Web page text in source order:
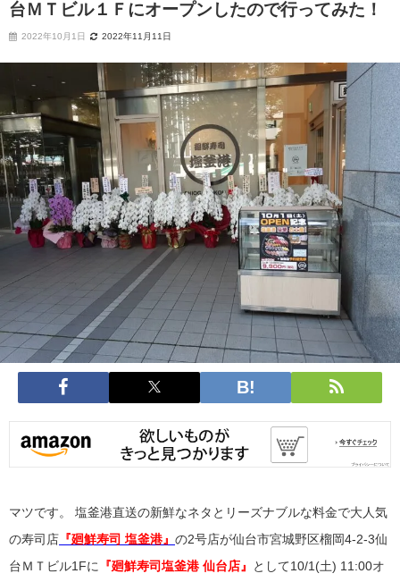
台ＭＴビル１Ｆにオープンしたので行ってみた！
2022年10月1日 2022年11月11日
マツです。 塩釜港直送の新鮮なネタとリーズナブルな料金で大人気
の寿司店 『廻鮮寿司 塩釜港』 の2号店が仙台市宮城野区榴岡4-2-3仙
台ＭＴビル1Fに 『廻鮮寿司塩釜港 仙台店』 として10/1(土) 11:00オ